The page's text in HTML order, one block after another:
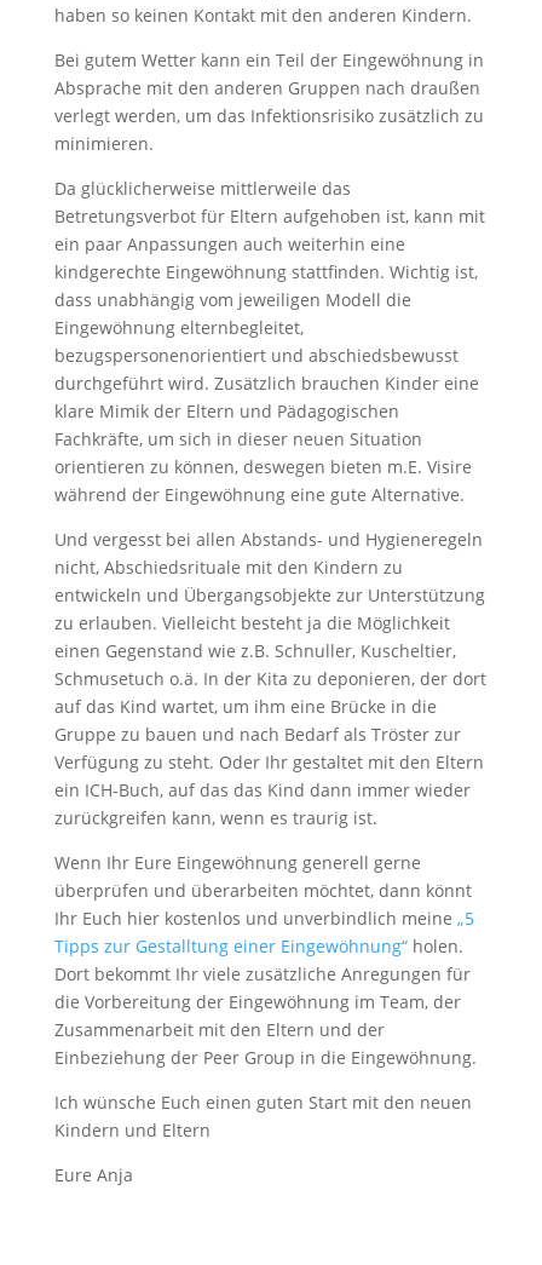
haben so keinen Kontakt mit den anderen Kindern.
Bei gutem Wetter kann ein Teil der Eingewöhnung in
Absprache mit den anderen Gruppen nach draußen
verlegt werden, um das Infektionsrisiko zusätzlich zu
minimieren.
Da glücklicherweise mittlerweile das
Betretungsverbot für Eltern aufgehoben ist, kann mit
ein paar Anpassungen auch weiterhin eine
kindgerechte Eingewöhnung stattfinden. Wichtig ist,
dass unabhängig vom jeweiligen Modell die
Eingewöhnung elternbegleitet,
bezugspersonenorientiert und abschiedsbewusst
durchgeführt wird. Zusätzlich brauchen Kinder eine
klare Mimik der Eltern und Pädagogischen
Fachkräfte, um sich in dieser neuen Situation
orientieren zu können, deswegen bieten m.E. Visire
während der Eingewöhnung eine gute Alternative.
Und vergesst bei allen Abstands- und Hygieneregeln
nicht, Abschiedsrituale mit den Kindern zu
entwickeln und Übergangsobjekte zur Unterstützung
zu erlauben. Vielleicht besteht ja die Möglichkeit
einen Gegenstand wie z.B. Schnuller, Kuscheltier,
Schmusetuch o.ä. In der Kita zu deponieren, der dort
auf das Kind wartet, um ihm eine Brücke in die
Gruppe zu bauen und nach Bedarf als Tröster zur
Verfügung zu steht. Oder Ihr gestaltet mit den Eltern
ein ICH-Buch, auf das das Kind dann immer wieder
zurückgreifen kann, wenn es traurig ist.
Wenn Ihr Eure Eingewöhnung generell gerne
überprüfen und überarbeiten möchtet, dann könnt
Ihr Euch hier kostenlos und unverbindlich meine „5
Tipps zur Gestalltung einer Eingewöhnung“holen.
Dort bekommt Ihr viele zusätzliche Anregungen für
die Vorbereitung der Eingewöhnung im Team, der
Zusammenarbeit mit den Eltern und der
Einbeziehung der Peer Group in die Eingewöhnung.
Ich wünsche Euch einen guten Start mit den neuen
Kindern und Eltern
Eure Anja